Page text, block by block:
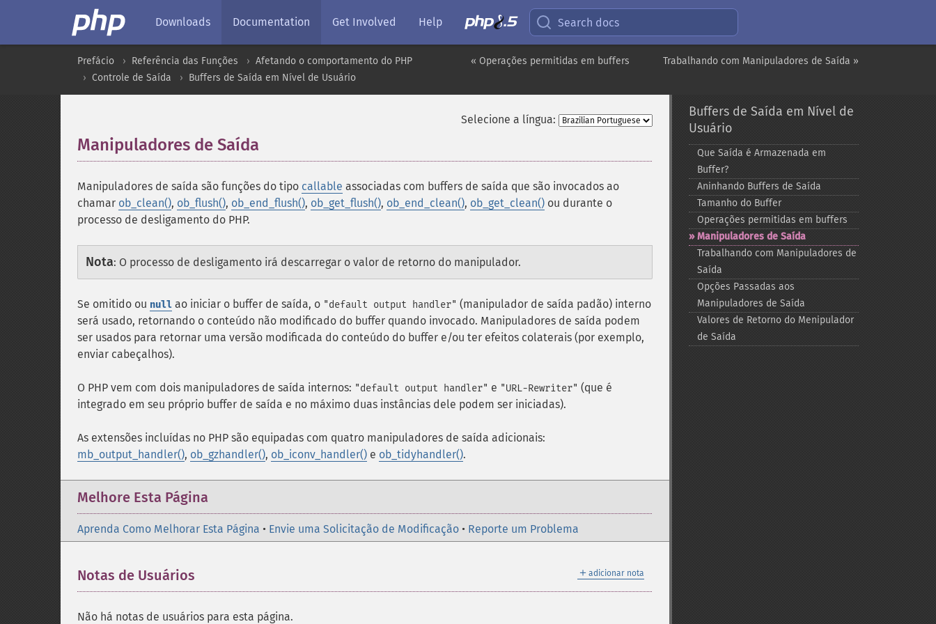
Downloads Documentation Get Involved Help Search docs
Trabalhando com Manipuladores de Saída »
« Operações permitidas em buffers
Prefácio Referência das Funções
Afetando o comportamento do PHP
Controle de Saída
Buffers de Saída em Nível de Usuário
Selecione a língua:
Manipuladores de Saída
Manipuladores de saída são funções do tipo callable associadas com buffers de saída que são invocados ao
chamar ob_clean(), ob_flush(), ob_end_flush(), ob_get_flush(), ob_end_clean(), ob_get_clean() ou durante o
processo de desligamento do PHP.
Nota: O processo de desligamento irá descarregar o valor de retorno do manipulador.
Se omitido ou null ao iniciar o buffer de saída, o "default output handler" (manipulador de saída padão) interno
será usado, retornando o conteúdo não modificado do buffer quando invocado. Manipuladores de saída podem
ser usados ​​para retornar uma versão modificada do conteúdo do buffer e/ou ter efeitos colaterais (por exemplo,
enviar cabeçalhos).
O PHP vem com dois manipuladores de saída internos: "default output handler" e "URL-Rewriter" (que é
integrado em seu próprio buffer de saída e no máximo duas instâncias dele podem ser iniciadas).
As extensões incluídas no PHP são equipadas com quatro manipuladores de saída adicionais:
mb_output_handler(), ob_gzhandler(), ob_iconv_handler() e ob_tidyhandler().
Melhore Esta Página
Aprenda Como Melhorar Esta Página • Envie uma Solicitação de Modificação • Reporte um Problema
＋ adicionar nota
Notas de Usuários
Não há notas de usuários para esta página.
Buffers de Saída em Nível de
Usuário
Que Saída é Armazenada em
Buffer?
Aninhando Buffers de Saída
Tamanho do Buffer
Operações permitidas em buffers
Manipuladores de Saída
Trabalhando com Manipuladores de
Saída
Opções Passadas aos
Manipuladores de Saída
Valores de Retorno do Menipulador
de Saída